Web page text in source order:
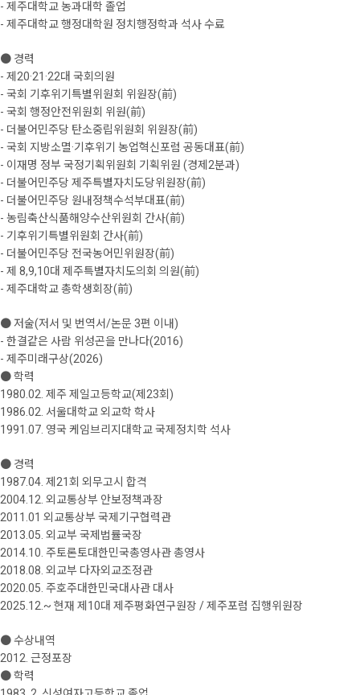
- 제주대학교 농과대학 졸업
- 제주대학교 행정대학원 정치행정학과 석사 수료
● 경력
- 제20·21·22대 국회의원
- 국회 기후위기특별위원회 위원장(前)
- 국회 행정안전위원회 위원(前)
- 더불어민주당 탄소중립위원회 위원장(前)
- 국회 지방소멸·기후위기 농업혁신포럼 공동대표(前)
- 이재명 정부 국정기획위원회 기획위원 (경제2분과)
- 더불어민주당 제주특별자치도당위원장(前)
- 더불어민주당 원내정책수석부대표(前)
- 농림축산식품해양수산위원회 간사(前)
- 기후위기특별위원회 간사(前)
- 더불어민주당 전국농어민위원장(前)
- 제 8,9,10대 제주특별자치도의회 의원(前)
- 제주대학교 총학생회장(前)
● 저술(저서 및 번역서/논문 3편 이내)
- 한결같은 사람 위성곤을 만나다(2016)
- 제주미래구상(2026)
● 학력
1980.02. 제주 제일고등학교(제23회)
1986.02. 서울대학교 외교학 학사
1991.07. 영국 케임브리지대학교 국제정치학 석사
● 경력
1987.04. 제21회 외무고시 합격
2004.12. 외교통상부 안보정책과장
2011.01 외교통상부 국제기구협력관
2013.05. 외교부 국제법률국장
2014.10. 주토론토대한민국총영사관 총영사
2018.08. 외교부 다자외교조정관
2020.05. 주호주대한민국대사관 대사
2025.12.~ 현재 제10대 제주평화연구원장 / 제주포럼 집행위원장
● 수상내역
2012. 근정포장
● 학력